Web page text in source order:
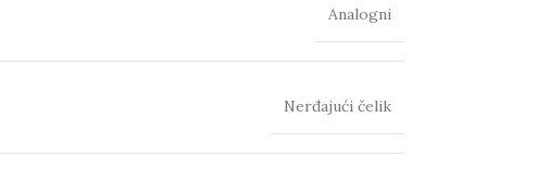
Analogni
Nerđajući čelik